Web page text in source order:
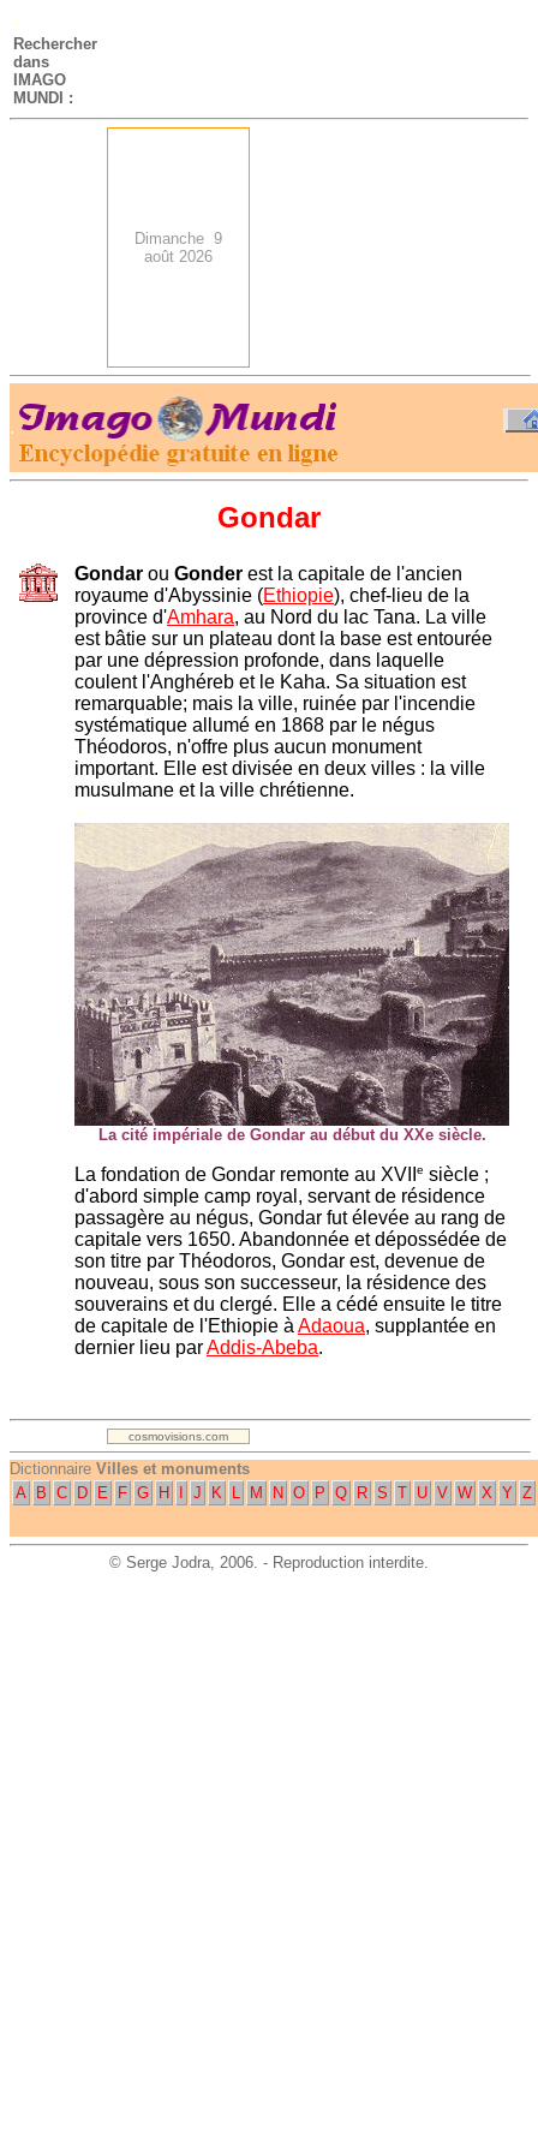
-
Rechercher
dans
IMAGO
MUNDI :
Dimanche 9
août 2026
.
Gondar
Gondar ou Gonder est la capitale de l'ancien
royaume d'Abyssinie (Ethiopie), chef-lieu de la
province d'Amhara, au Nord du lac Tana. La ville
est bâtie sur un plateau dont la base est entourée
par une dépression profonde, dans laquelle
coulent l'Anghéreb et le Kaha. Sa situation est
remarquable; mais la ville, ruinée par l'incendie
systématique allumé en 1868 par le négus
Théodoros, n'offre plus aucun monument
important. Elle est divisée en deux villes : la ville
musulmane et la ville chrétienne.
-
La cité impériale de Gondar au début du XXe siècle.
La fondation de Gondar remonte au XVII e siècle ;
d'abord simple camp royal, servant de résidence
passagère au négus, Gondar fut élevée au rang de
capitale vers 1650. Abandonnée et dépossédée de
son titre par Théodoros, Gondar est, devenue de
nouveau, sous son successeur, la résidence des
souverains et du clergé. Elle a cédé ensuite le titre
de capitale de l'Ethiopie àAdaoua, supplantée en
dernier lieu parAddis-Abeba.
.
cosmovisions.com
Dictionnaire Villes et monuments
A
B C D E F G H J K L M N O P Q R S T U V W X Y Z
© Serge Jodra, 2006. - Reproduction interdite.